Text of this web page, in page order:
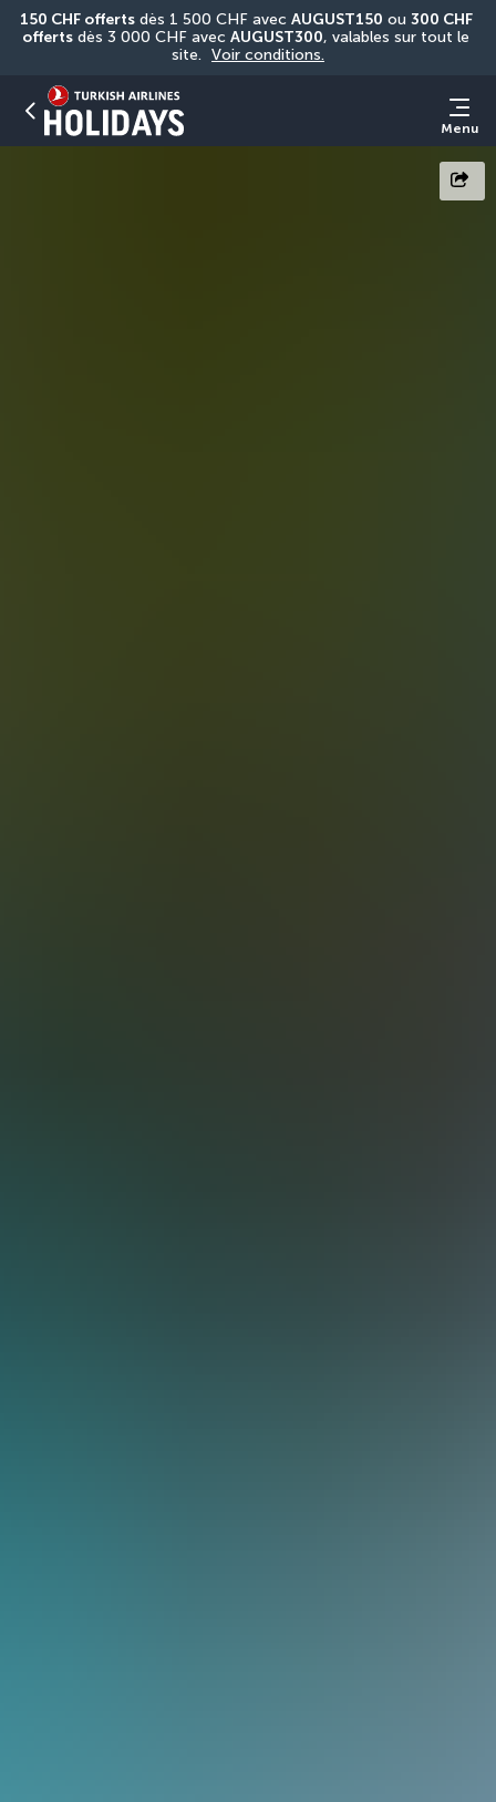
150 CHF offerts dès 1 500 CHF avec AUGUST150 ou 300 CHF
offerts dès 3 000 CHF avec AUGUST300, valables sur tout le
site. Voir conditions.
Menu